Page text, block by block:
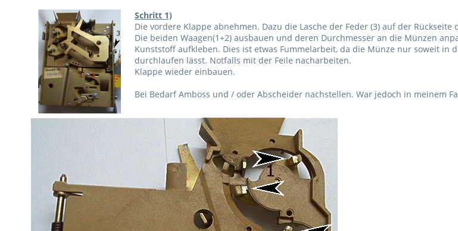
Schritt 1)
Die vordere Klappe abnehmen. Dazu die Lasche der Feder (3) auf der
Die beiden Waagen(1+2) ausbauen und deren Durchmesser an die Münzen
Kunststoff aufkleben. Dies ist etwas Fummelarbeit, da die Münze nur soweit in
durchlaufen lässt. Notfalls mit der Feile nacharbeiten.
Klappe wieder einbauen.
Bei Bedarf Amboss und / oder Abscheider nachstellen. War jedoch in meinem